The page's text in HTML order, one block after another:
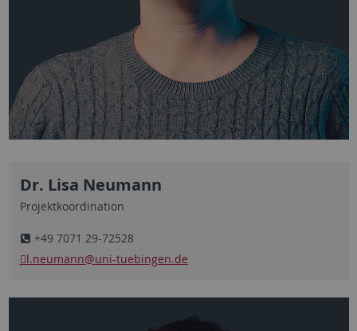
Dr. Lisa Neumann
Projektkoordination
+49 7071 29-72528
l.neumann@uni-tuebingen.de